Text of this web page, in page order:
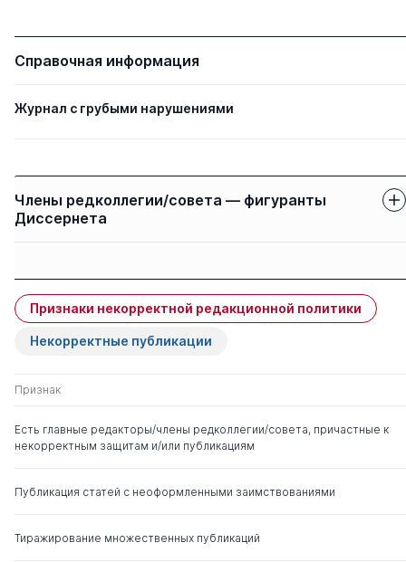
Справочная информация
Журнал с грубыми нарушениями
Члены редколлегии/совета — фигуранты
Диссернета
Порфирьев Борис
Николаевич
д. э.н. 0 1
Поляк Георгий
Борисович
Родыгина Наталья
Юрьевна
д. э.н.
Признаки некорректной редакционной политики
Некорректные публикации
Признак
Есть главные редакторы/члены редколлегии/совета, причастные к
некорректным защитам и/или публикациям
Публикация статей с неоформленными заимствованиями
Тиражирование множественных публикаций